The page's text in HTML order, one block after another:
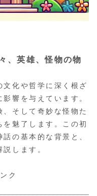
、英雄、怪物の物
化や哲学に深く根ざ
響を与えています。
そして奇妙な怪物た
魅了します。この初
の基本的な背景と、
します。
ク